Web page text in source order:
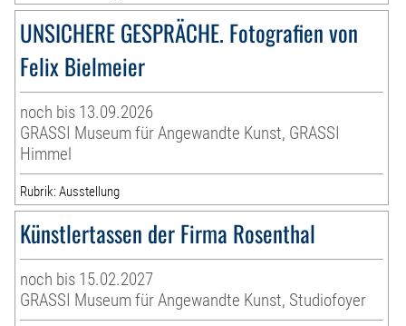
UNSICHERE GESPRÄCHE. Fotografien von
Felix Bielmeier
noch bis 13.09.2026
GRASSI Museum für Angewandte Kunst, GRASSI
Himmel
Rubrik: Ausstellung
Künstlertassen der Firma Rosenthal
noch bis 15.02.2027
GRASSI Museum für Angewandte Kunst, Studiofoyer